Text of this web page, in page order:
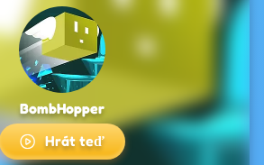
BombHopper
Hrát teď